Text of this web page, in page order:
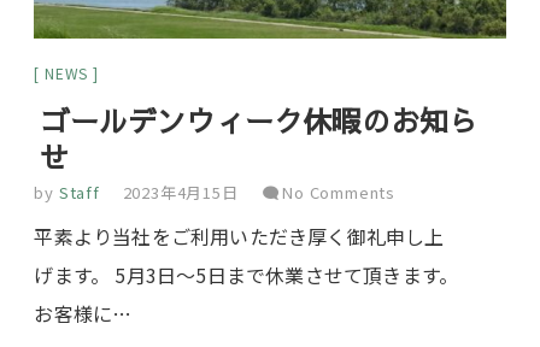
NEWS
ゴールデンウィーク休暇のお知ら
せ
by Staff 2023年4月15日 No Comments
平素より当社をご利用いただき厚く御礼申し上
げます。 5月3日～5日まで休業させて頂きます。
お客様に…